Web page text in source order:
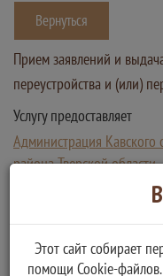
Вернуться
Прием заявлений и
переустройства и (или)
Услугу предоставляет
Администрация Кавского
района Тверской области
Получение
перепланировки
Этот сайт собирает
помощи Cookie-